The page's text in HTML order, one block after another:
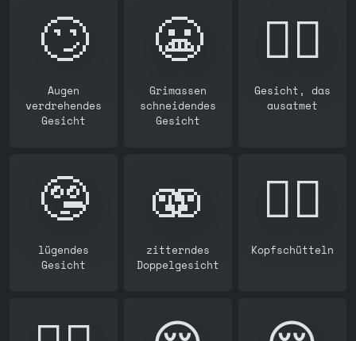
🙄
Augen
verdrehendes
Gesicht
😬
Grimassen
schneidendes
Gesicht
😮‍💨
Gesicht, das
ausatmet
🤥
lügendes
Gesicht
🫨
zitterndes
Doppelgesicht
🙂‍↔️
Kopfschütteln